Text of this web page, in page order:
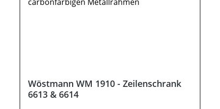
Beimöbel sind nicht enthalten. Abbildung
Wöstmann WM 1910 - Zeilenschrank
6613 & 6614